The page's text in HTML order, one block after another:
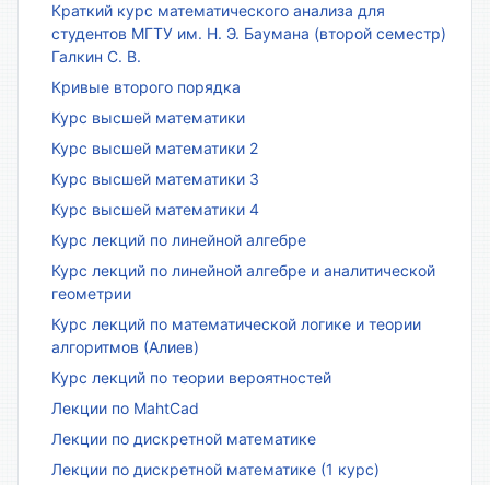
Краткий курс математического анализа для
студентов МГТУ им. Н. Э. Баумана (второй семестр)
Галкин С. В.
Кривые второго порядка
Курс высшей математики
Курс высшей математики 2
Курс высшей математики 3
Курс высшей математики 4
Курс лекций по линейной алгебре
Курс лекций по линейной алгебре и аналитической
геометрии
Курс лекций по математической логике и теории
алгоритмов (Алиев)
Курс лекций по теории вероятностей
Лекции по MahtCad
Лекции по дискретной математике
Лекции по дискретной математике (1 курс)